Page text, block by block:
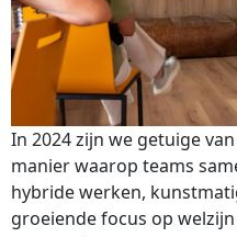
In 2024 zijn we getuige
manier waarop teams
hybride werken,
groeiende focus op